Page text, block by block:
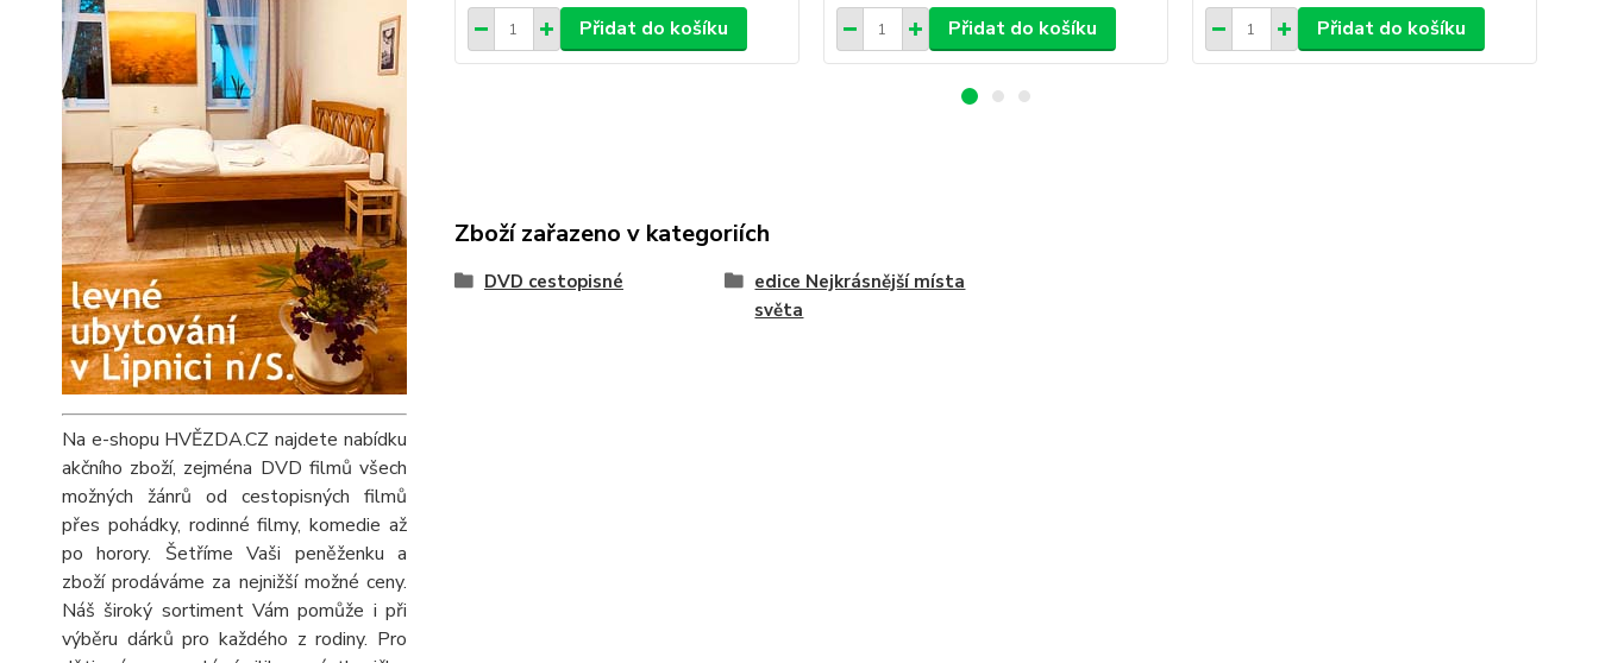
Na e-shopu HVĚZDA.CZ najdete nabídku
akčního zboží, zejména DVD filmů všech
možných žánrů od cestopisných filmů
přes pohádky, rodinné filmy, komedie až
po horory. Šetříme Vaši peněženku a
zboží prodáváme za nejnižší možné ceny.
Náš široký sortiment Vám pomůže i při
výběru dárků pro každého z rodiny. Pro
Přidat do košíku Přidat do košíku Přidat do košíku
Zboží zařazeno v kategoriích
DVD cestopisné
edice Nejkrásnější místa
světa